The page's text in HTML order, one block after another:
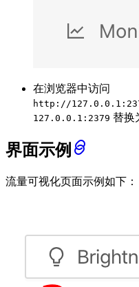
在浏览器中访问
http://
127.0.0.1:2379 替换
界面示例
流量可视化页面示例如下：